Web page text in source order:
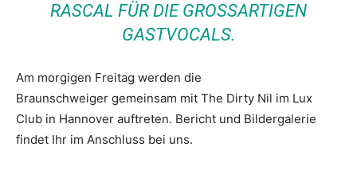
RASCAL FÜR DIE GROSSARTIGEN G
ASTVOCALS.
Am morgigen Freitag werden die
Braunschweiger gemeinsam mit The Dirty Nil im Lux
Club in Hannover auftreten. Bericht und Bildergalerie
findet Ihr im Anschluss bei uns.